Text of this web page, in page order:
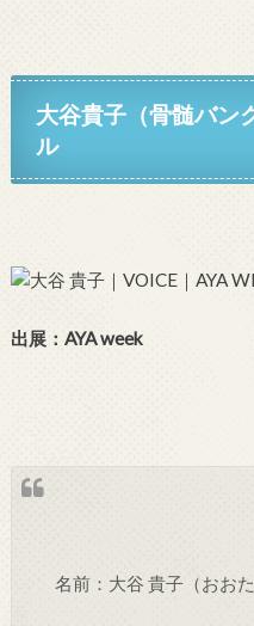
大谷貴子 （骨髄バン
ル
出展：AYA week
名前：大谷 貴子（おおた